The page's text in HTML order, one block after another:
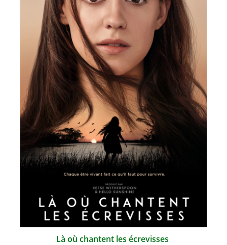
Là où chantent les écrevisses